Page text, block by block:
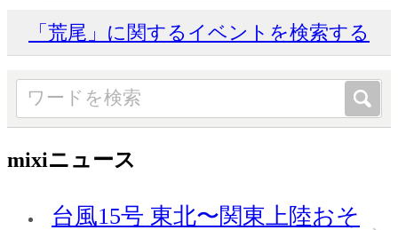
「荒尾」に関するイベントを検索する
mixiニュース
台風15号 東北〜関東上陸おそ